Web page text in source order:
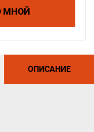
МНОЙ
ОПИСАНИЕ